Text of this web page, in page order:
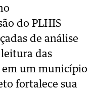
do PLHIS
de análise
das
em um município
fortalece sua